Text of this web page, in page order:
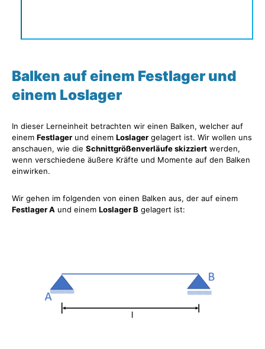
Balken auf einem Festlager und
einem Loslager
In dieser Lerneinheit betrachten wir einen Balken, welcher auf
einem Festlager und einem Loslager gelagert ist. Wir wollen uns
anschauen, wie die Schnittgrößenverläufe skizziert werden,
wenn verschiedene äußere Kräfte und Momente auf den Balken
einwirken.
Wir gehen im folgenden von einen Balken aus, der auf einem
Festlager A und einem Loslager B gelagert ist: